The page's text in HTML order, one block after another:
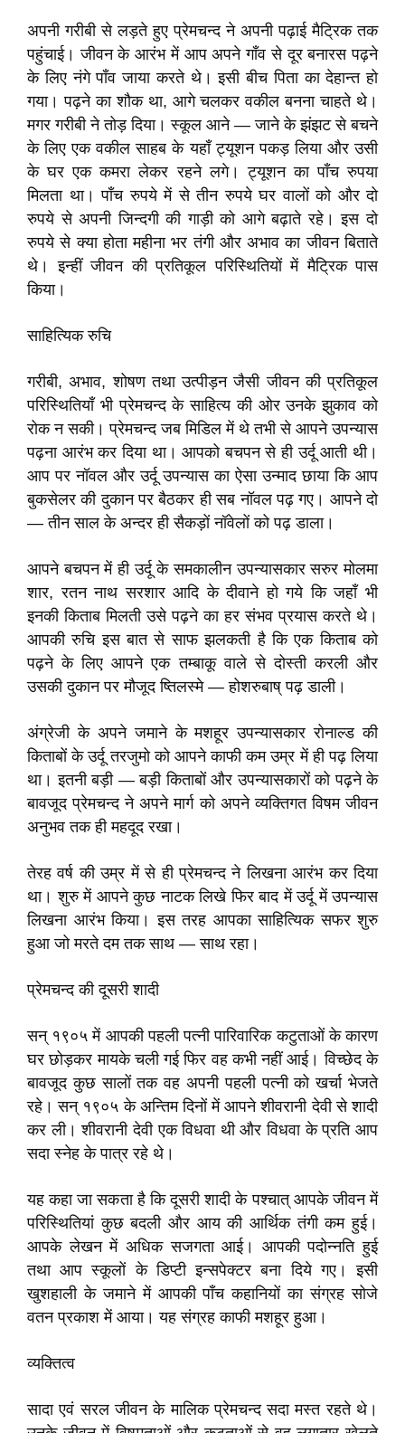
अपनी गरीबी से लड़ते हुए प्रेमचन्द ने अपनी पढ़ाई मैट्रिक तक
पहुंचाई। जीवन के आरंभ में आप अपने गाँव से दूर बनारस पढ़ने
के लिए नंगे पाँव जाया करते थे। इसी बीच पिता का देहान्त हो
गया। पढ़ने का शौक था, आगे चलकर वकील बनना चाहते थे।
मगर गरीबी ने तोड़ दिया। स्कूल आने — जाने के झंझट से बचने
के लिए एक वकील साहब के यहाँ ट्यूशन पकड़ लिया और उसी
के घर एक कमरा लेकर रहने लगे। ट्यूशन का पाँच रुपया
मिलता था। पाँच रुपये में से तीन रुपये घर वालों को और दो
रुपये से अपनी जिन्दगी की गाड़ी को आगे बढ़ाते रहे। इस दो
रुपये से क्या होता महीना भर तंगी और अभाव का जीवन बिताते
थे। इन्हीं जीवन की प्रतिकूल परिस्थितियों में मैट्रिक पास
किया।
साहित्यिक रुचि
गरीबी, अभाव, शोषण तथा उत्पीड़न जैसी जीवन की प्रतिकूल
परिस्थितियाँ भी प्रेमचन्द के साहित्य की ओर उनके झुकाव को
रोक न सकी। प्रेमचन्द जब मिडिल में थे तभी से आपने उपन्यास
पढ़ना आरंभ कर दिया था। आपको बचपन से ही उर्दू आती थी।
आप पर नॉवल और उर्दू उपन्यास का ऐसा उन्माद छाया कि आप
बुकसेलर की दुकान पर बैठकर ही सब नॉवल पढ़ गए। आपने दो
— तीन साल के अन्दर ही सैकड़ों नॉवेलों को पढ़ डाला।
आपने बचपन में ही उर्दू के समकालीन उपन्यासकार सरुर मोलमा
शार, रतन नाथ सरशार आदि के दीवाने हो गये कि जहाँ भी
इनकी किताब मिलती उसे पढ़ने का हर संभव प्रयास करते थे।
आपकी रुचि इस बात से साफ झलकती है कि एक किताब को
पढ़ने के लिए आपने एक तम्बाकू वाले से दोस्ती करली और
उसकी दुकान पर मौजूद ष्तिलस्मे — होशरुबाष् पढ़ डाली।
अंग्रेजी के अपने जमाने के मशहूर उपन्यासकार रोनाल्ड की
किताबों के उर्दू तरजुमो को आपने काफी कम उम्र में ही पढ़ लिया
था। इतनी बड़ी — बड़ी किताबों और उपन्यासकारों को पढ़ने के
बावजूद प्रेमचन्द ने अपने मार्ग को अपने व्यक्तिगत विषम जीवन
अनुभव तक ही महदूद रखा।
तेरह वर्ष की उम्र में से ही प्रेमचन्द ने लिखना आरंभ कर दिया
था। शुरु में आपने कुछ नाटक लिखे फिर बाद में उर्दू में उपन्यास
लिखना आरंभ किया। इस तरह आपका साहित्यिक सफर शुरु
हुआ जो मरते दम तक साथ — साथ रहा।
प्रेमचन्द की दूसरी शादी
सन्‌ १९०५ में आपकी पहली पत्नी पारिवारिक कटुताओं के कारण
घर छोड़कर मायके चली गई फिर वह कभी नहीं आई। विच्छेद के
बावजूद कुछ सालों तक वह अपनी पहली पत्नी को खर्चा भेजते
रहे। सन्‌ १९०५ के अन्तिम दिनों में आपने शीवरानी देवी से शादी
कर ली। शीवरानी देवी एक विधवा थी और विधवा के प्रति आप
सदा स्नेह के पात्र रहे थे।
यह कहा जा सकता है कि दूसरी शादी के पश्चात्‌ आपके जीवन में
परिस्थितियां कुछ बदली और आय की आर्थिक तंगी कम हुई।
आपके लेखन में अधिक सजगता आई। आपकी पदोन्नति हुई
तथा आप स्कूलों के डिप्टी इन्सपेक्टर बना दिये गए। इसी
खुशहाली के जमाने में आपकी पाँच कहानियों का संग्रह सोजे
वतन प्रकाश में आया। यह संग्रह काफी मशहूर हुआ।
व्यक्तित्व
सादा एवं सरल जीवन के मालिक प्रेमचन्द सदा मस्त रहते थे।